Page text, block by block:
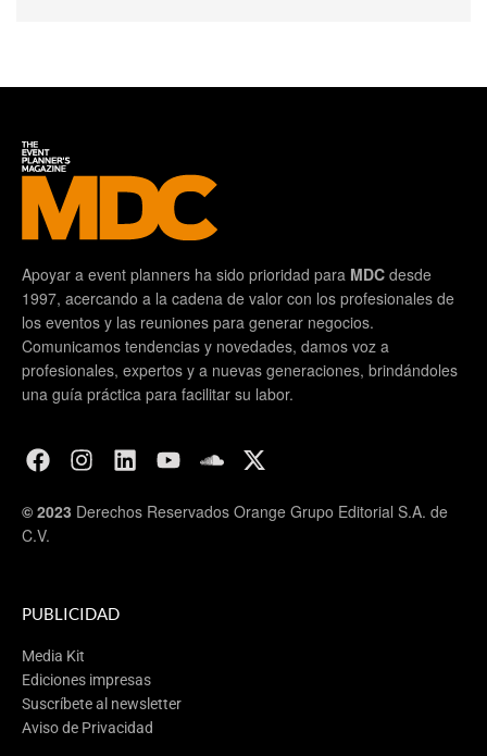
Apoyar a event planners ha sido prioridad para MDC desde
1997, acercando a la cadena de valor con los profesionales de
los eventos y las reuniones para generar negocios.
Comunicamos tendencias y novedades, damos voz a
profesionales, expertos y a nuevas generaciones, brindándoles
una guía práctica para facilitar su labor.
© 2023 Derechos Reservados Orange Grupo Editorial S.A. de
C.V.
PUBLICIDAD
Media Kit
Ediciones impresas
Suscríbete al newsletter
Aviso de Privacidad